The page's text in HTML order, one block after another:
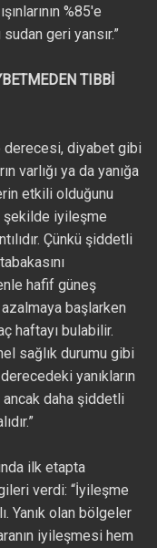
%85'e
geri yansır.”
TIBBİ
derecesi, diyabet gibi
varlığı ya da yanığa
etkili olduğunu
şekilde iyileşme
Çünkü şiddetli
hafif güneş
başlarken
haftayı bulabilir.
sağlık durumu gibi
yanıkların
daha şiddetli
ilk etapta
verdi: “İyileşme
Yanık olan bölgeler
iyileşmesi hem